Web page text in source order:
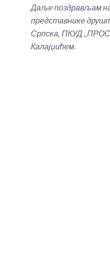
Даље поздрављам
представнике
Српска, ПКУД
Калајџићем.